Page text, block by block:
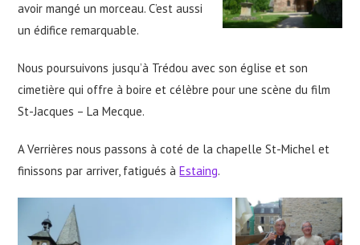
avoir mangé un morceau. C’est aussi
un édifice remarquable.
Nous poursuivons jusqu’à Trédou avec son église et son
cimetière qui offre à boire et célèbre pour une scène du film
St-Jacques – La Mecque.
A Verrières nous passons à coté de la chapelle St-Michel et
finissons par arriver, fatigués àEstaing.